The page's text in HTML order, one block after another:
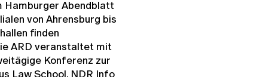
Hamburger Abendblatt
von Ahrensburg bis
finden
ARD veranstaltet mit
Konferenz zur
Law School. NDR Info